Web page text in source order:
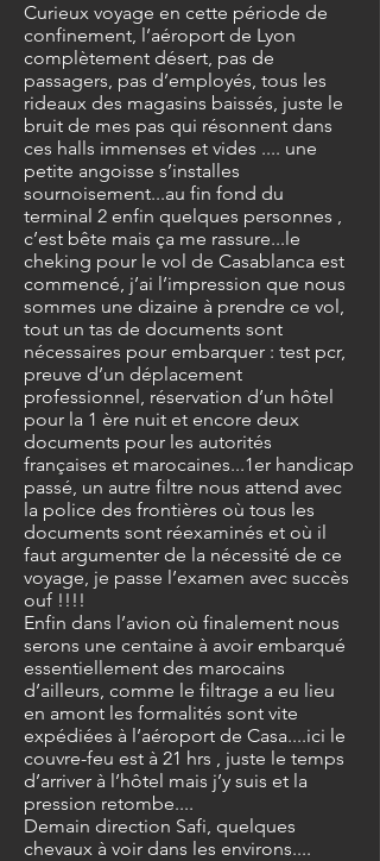
Curieux voyage en cette période de
confinement, l’aéroport de Lyon
complètement désert, pas de
passagers, pas d’employés, tous les
rideaux des magasins baissés, juste le
bruit de mes pas qui résonnent dans
ces halls immenses et vides .... une
petite angoisse s’installes
sournoisement...au fin fond du
terminal 2 enfin quelques personnes ,
c’est bête mais ça me rassure...le
cheking pour le vol de Casablanca est
commencé, j’ai l’impression que nous
sommes une dizaine à prendre ce vol,
tout un tas de documents sont
nécessaires pour embarquer : test pcr,
preuve d’un déplacement
professionnel, réservation d’un hôtel
pour la 1 ère nuit et encore deux
documents pour les autorités
françaises et marocaines...1er handicap
passé, un autre filtre nous attend avec
la police des frontières où tous les
documents sont réexaminés et où il
faut argumenter de la nécessité de ce
voyage, je passe l’examen avec succès
ouf !!!!
Enfin dans l’avion où finalement nous
serons une centaine à avoir embarqué
essentiellement des marocains
d’ailleurs, comme le filtrage a eu lieu
en amont les formalités sont vite
expédiées à l’aéroport de Casa....ici le
couvre-feu est à 21 hrs , juste le temps
d’arriver à l’hôtel mais j’y suis et la
pression retombe....
Demain direction Safi, quelques
chevaux à voir dans les environs....